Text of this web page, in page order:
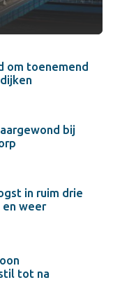
om toenemend
bij
in ruim drie
en weer
tot na